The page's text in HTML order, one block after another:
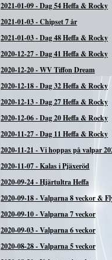
2021-01-09-Dag 54 Heffa & Rocky
2021-01-03-Chipset 7 år
2021-01-03-Dag 48 Heffa & Rocky
2020-12-27-Dag 41 Heffa & Rocky
2020-12-20-WV Tiffon Dream
2020-12-18-Dag 32 Heffa & Rocky
2020-12-13-Dag 27 Heffa & Rocky
2020-12-06-Dag 20 Heffa & Rocky
2020-11-27-Dag 11 Heffa & Rocky
2020-11-21 -Vi hoppas på valpar
2020-11-07-Kalas i Pjäxeröd
2020-09-24-Hjärtultra Heffa
2020-09-18-Valparna 8 veckor &
2020-09-10-Valparna 7 veckor
2020-09-03-Valparna 6 veckor
2020-08-28-Valparna 5 veckor